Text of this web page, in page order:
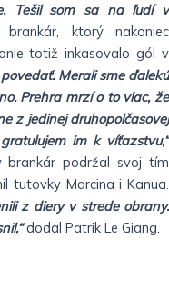
Tešil som sa na ľudí v
ktorý nakoniec
totiž inkasovalo gól v
Merali sme ďalekú
Prehra mrzí o to viac, že
z jedinej druhopolčasovej
im k víťazstvu,“
brankár podržal svoj tím
tutovky Marcina i Kanua.
z diery v strede obrany.
dodal Patrik Le Giang.